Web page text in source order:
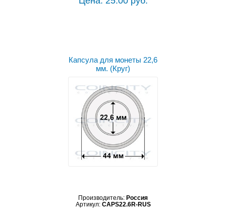
Капсула для монеты 22,6
мм. (Круг)
Производитель: Россия
Артикул: CAPS22.6R-RUS